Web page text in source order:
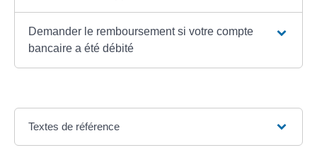
Demander le remboursement si votre compte
bancaire a été débité
Textes de référence